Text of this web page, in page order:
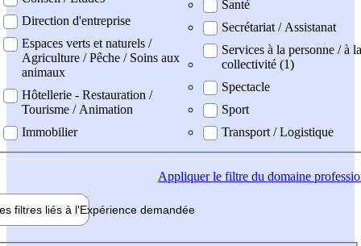
Direction d'entreprise
Espaces verts et naturels /
Agriculture / Pêche / Soins aux
animaux
Hôtellerie - Restauration /
Tourisme / Animation
Immobilier
Santé
Secrétariat / Assistanat
Services à la personne / à la
collectivité (1)
Spectacle
Sport
Transport / Logistique
Appliquerle filtre du domaine
filtres liés à l'Expérience demandée